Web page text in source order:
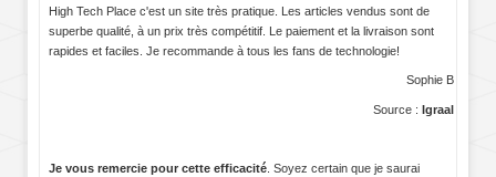
High Tech Place c'est un site très pratique. Les articles vendus sont de
superbe qualité, à un prix très compétitif. Le paiement et la livraison sont
rapides et faciles. Je recommande à tous les fans de technologie!
Sophie B
Source : Igraal
Je vous remercie pour cette efficacité . Soyez certain que je saurai